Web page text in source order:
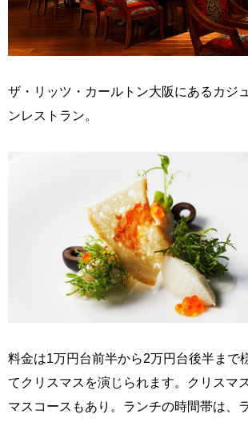
ザ・リッツ・カールトン大阪にあるカジ
ンレストラン。
料金は1万円台前半から2万円台後半まで
てクリスマスを演じられます。クリスマ
マスコースもあり。ランチの時間帯は、